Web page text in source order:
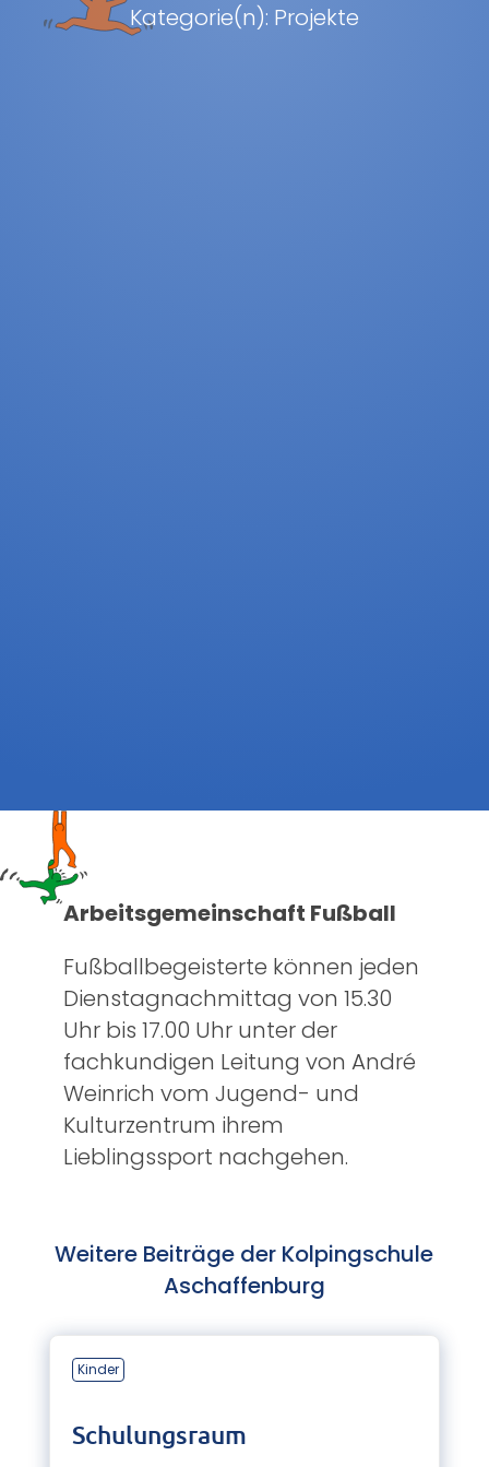
Kategorie(n): Projekte
Arbeitsgemeinschaft Fußball
Fußballbegeisterte können jeden
Dienstagnachmittag von 15.30
Uhr bis 17.00 Uhr unter der
fachkundigen Leitung von André
Weinrich vom Jugend- und
Kulturzentrum ihrem
Lieblingssport nachgehen.
Weitere Beiträge der Kolpingschule
Aschaffenburg
Kinder
Schulungsraum